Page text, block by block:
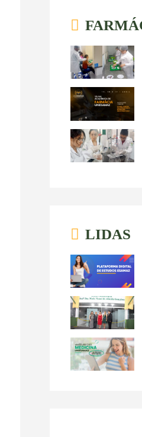
LIDAS